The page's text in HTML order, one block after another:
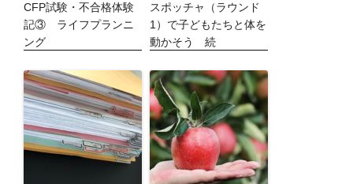
CFP試験・不合格体験
記③ ライフプランニ
ング
スポッチャ（ラウンド
1）で子どもたちと体を
動かそう 続